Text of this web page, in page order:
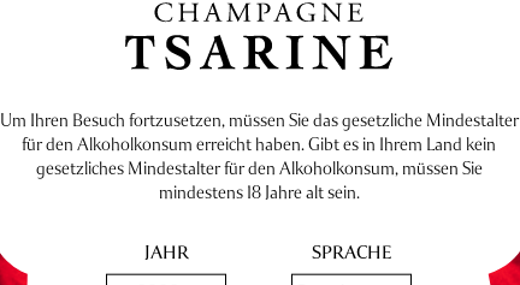
Um Ihren Besuch fortzusetzen, müssen Sie das gesetzliche Mindestalter
für den Alkoholkonsum erreicht haben. Gibt es in Ihrem Land kein
gesetzliches Mindestalter für den Alkoholkonsum, müssen Sie
mindestens 18 Jahre alt sein.
JAHR SPRACHE